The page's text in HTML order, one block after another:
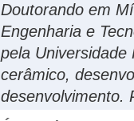
Doutorando em
Engenharia e
pela Universidade
cerâmico,
desenvolvimento.